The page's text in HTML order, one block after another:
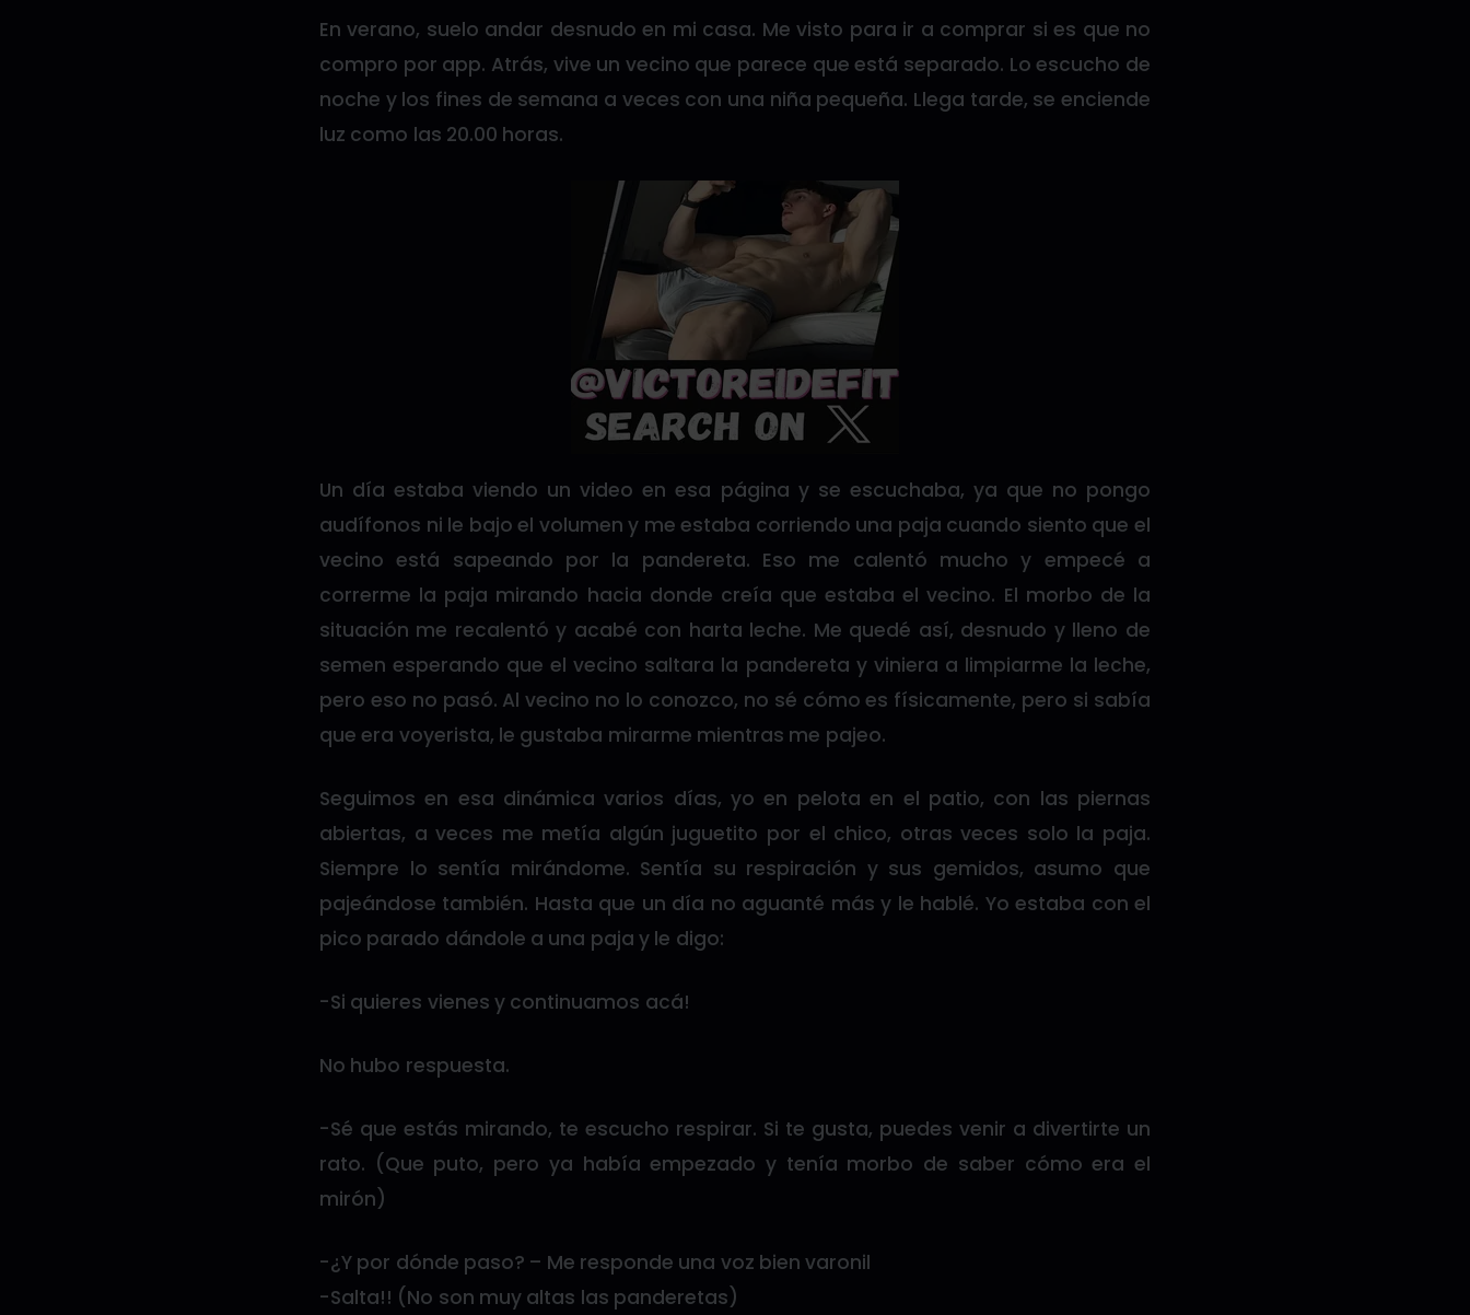
En verano, suelo andar desnudo en mi casa. Me visto para ir a comprar si es que no
compro por app. Atrás, vive un vecino que parece que está separado. Lo escucho de
noche y los fines de semana a veces con una niña pequeña. Llega tarde, se enciende
luz como las 20.00 horas.
Un día estaba viendo un video en esa página y se escuchaba, ya que no pongo
audífonos ni le bajo el volumen y me estaba corriendo una paja cuando siento que el
vecino está sapeando por la pandereta. Eso me calentó mucho y empecé a
correrme la paja mirando hacia donde creía que estaba el vecino. El morbo de la
situación me recalentó y acabé con harta leche. Me quedé así, desnudo y lleno de
semen esperando que el vecino saltara la pandereta y viniera a limpiarme la leche,
pero eso no pasó. Al vecino no lo conozco, no sé cómo es físicamente, pero si sabía
que era voyerista, le gustaba mirarme mientras me pajeo.
Seguimos en esa dinámica varios días, yo en pelota en el patio, con las piernas
abiertas, a veces me metía algún juguetito por el chico, otras veces solo la paja.
Siempre lo sentía mirándome. Sentía su respiración y sus gemidos, asumo que
pajeándose también. Hasta que un día no aguanté más y le hablé. Yo estaba con el
pico parado dándole a una paja y le digo:
-Si quieres vienes y continuamos acá!
No hubo respuesta.
-Sé que estás mirando, te escucho respirar. Si te gusta, puedes venir a divertirte un
rato. (Que puto, pero ya había empezado y tenía morbo de saber cómo era el
mirón)
-¿Y por dónde paso? – Me responde una voz bien varonil
-Salta!! (No son muy altas las panderetas)